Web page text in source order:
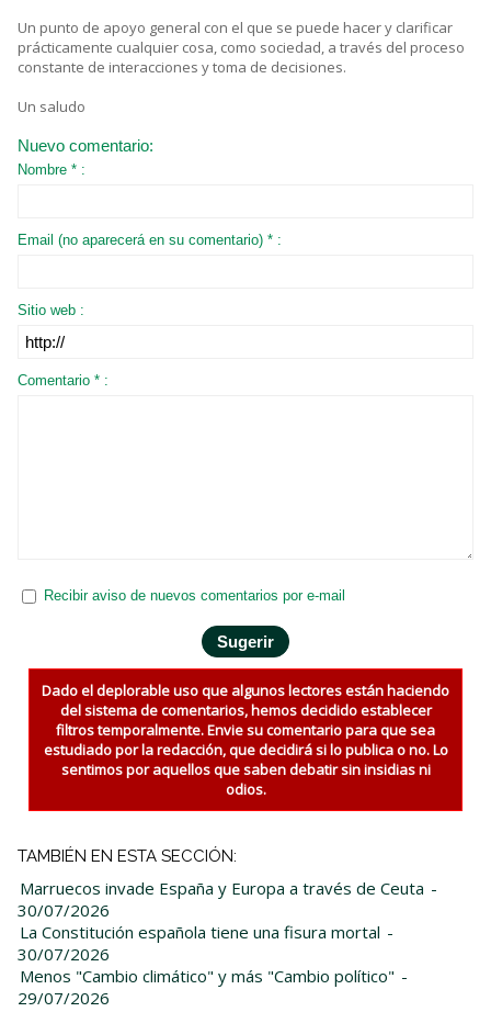
Un punto de apoyo general con el que se puede hacer y clarificar
prácticamente cualquier cosa, como sociedad, a través del proceso
constante de interacciones y toma de decisiones.
Un saludo
Nuevo comentario:
Nombre * :
Email (no aparecerá en su comentario) * :
Sitio web :
Comentario * :
Recibir aviso de nuevos comentarios por e-mail
Dado el deplorable uso que algunos lectores están haciendo
del sistema de comentarios, hemos decidido establecer
filtros temporalmente. Envie su comentario para que sea
estudiado por la redacción, que decidirá si lo publica o no. Lo
sentimos por aquellos que saben debatir sin insidias ni
odios.
TAMBIÉN EN ESTA SECCIÓN:
Marruecos invade España y Europa a través de Ceuta -
30/07/2026
La Constitución española tiene una fisura mortal -
30/07/2026
Menos "Cambio climático" y más "Cambio político" -
29/07/2026